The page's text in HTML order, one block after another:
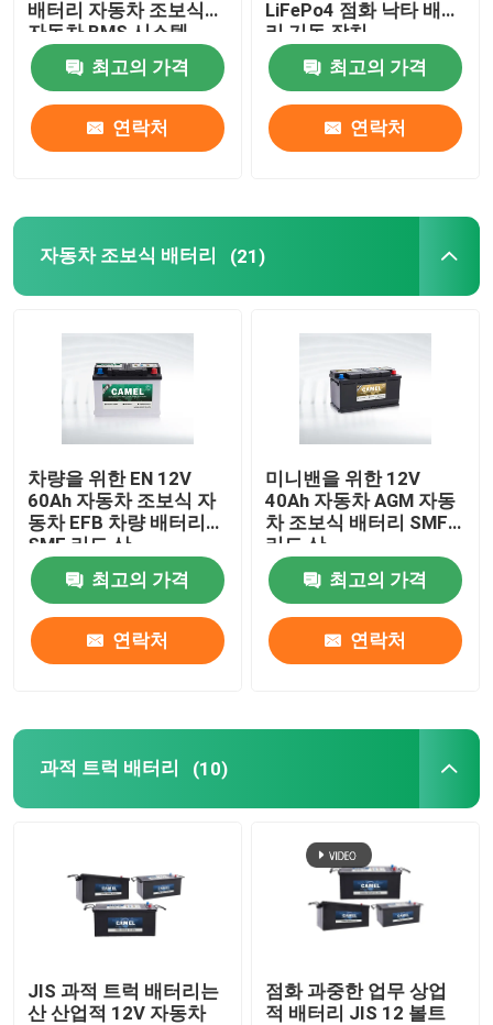
리튬 이온 스타터 배터리
자동차 조보식 배터리
이중 목적 배터리
리드 산 해양 배터리
주거 에너지 저장 시스템
가지고 다닐 수 있는 에너지 저장 시스템
상업적 배터리 기억 장치 시스템
배터리 자동차 조보식
자동차 BMS 시스템
최고의 가격
연락처
LiFePo4 점화 낙타 배터
리 기동 장치
최고의 가격
연락처
자동차 조보식 배터리 (21)
차량을 위한 EN 12V
60Ah 자동차 조보식 자
동차 EFB 차량 배터리
SMF 리드 산
최고의 가격
연락처
미니밴을 위한 12V
40Ah 자동차 AGM 자동
차 조보식 배터리 SMF
리드 산
최고의 가격
연락처
과적 트럭 배터리 (10)
JIS 과적 트럭 배터리는
산 산업적 12V 자동차
점화 과중한 업무 상업
적 배터리 JIS 12 볼트